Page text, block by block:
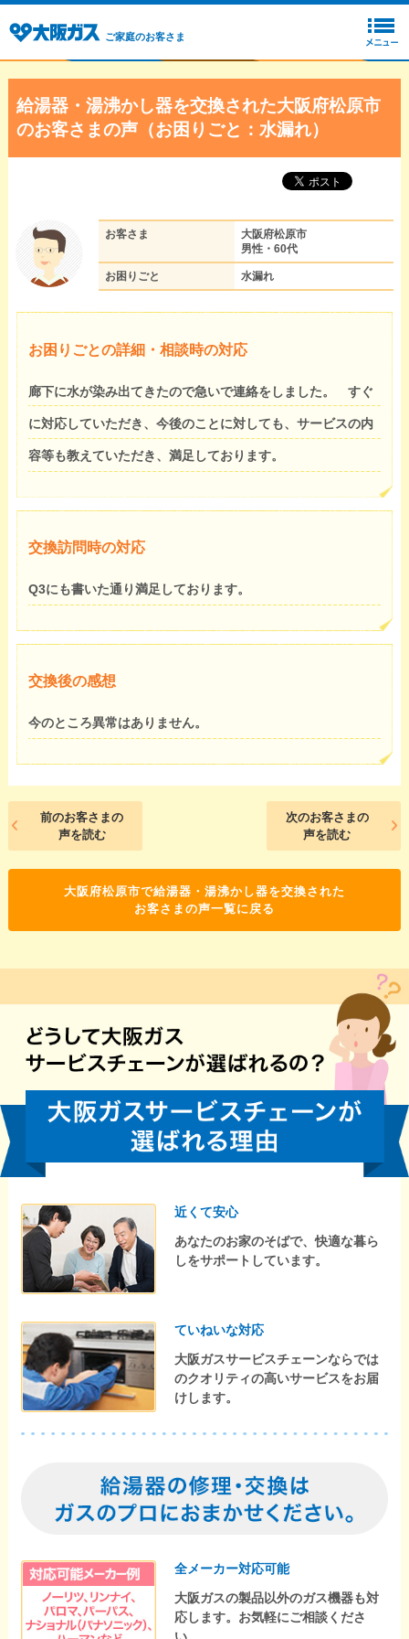
ご家庭のお客さま
給湯器・湯沸かし器を交換された大阪府松原市
のお客さまの声（お困りごと：水漏れ）
お客さま
大阪府松原市
男性・60代
お困りごと 水漏れ
お困りごとの詳細・相談時の対応
廊下に水が染み出てきたので急いで連絡をしました。 すぐ
に対応していただき、今後のことに対しても、サービスの内
容等も教えていただき、満足しております。
交換訪問時の対応
Q3にも書いた通り満足しております。
交換後の感想
今のところ異常はありません。
前のお客さまの
声を読む
次のお客さまの
声を読む
大阪府松原市で給湯器・湯沸かし器を交換された
お客さまの声一覧に戻る
近くて安心
あなたのお家のそばで、快適な暮ら
しをサポートしています。
ていねいな対応
大阪ガスサービスチェーンならでは
のクオリティの高いサービスをお届
けします。
全メーカー対応可能
大阪ガスの製品以外のガス機器も対
応します。お気軽にご相談くださ